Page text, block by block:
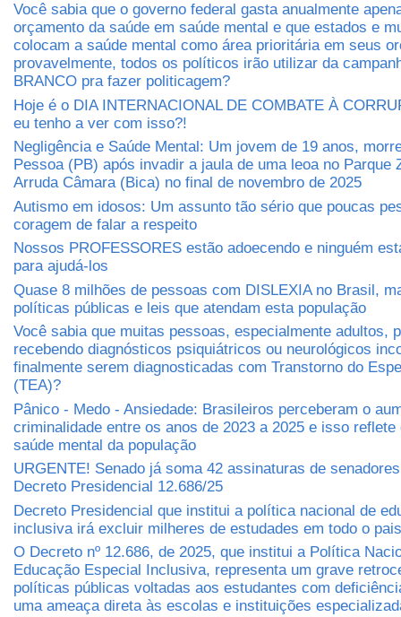
Você sabia que o governo federal gasta anualmente
orçamento da saúde em saúde mental e que estados e
colocam a saúde mental como área prioritária em seus
provavelmente, todos os políticos irão utilizar da
BRANCO pra fazer politicagem?
Hoje é o DIA INTERNACIONAL DE COMBATE À
eu tenho a ver com isso?!
Negligência e Saúde Mental: Um jovem de 19 anos,
Pessoa (PB) após invadir a jaula de uma leoa no Parque
Arruda Câmara (Bica) no final de novembro de 2025
Autismo em idosos: Um assunto tão sério que poucas
coragem de falar a respeito
Nossos PROFESSORES estão adoecendo e ninguém
para ajudá-los
Quase 8 milhões de pessoas com DISLEXIA no Brasil,
políticas públicas e leis que atendam esta população
Você sabia que muitas pessoas, especialmente adultos,
recebendo diagnósticos psiquiátricos ou neurológicos
finalmente serem diagnosticadas com Transtorno do
(TEA)?
Pânico - Medo - Ansiedade: Brasileiros perceberam o
criminalidade entre os anos de 2023 a 2025 e isso reflete
saúde mental da população
URGENTE! Senado já soma 42 assinaturas de
Decreto Presidencial 12.686/25
Decreto Presidencial que institui a política nacional de
inclusiva irá excluir milheres de estudades em todo o pais
O Decreto nº 12.686, de 2025, que institui a Política
Educação Especial Inclusiva, representa um grave
políticas públicas voltadas aos estudantes com
uma ameaça direta às escolas e instituições